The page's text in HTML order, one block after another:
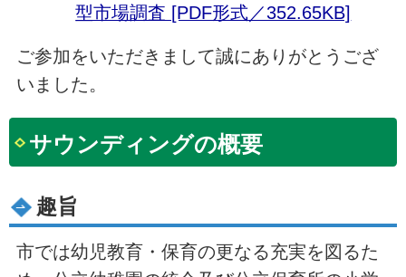
型市場調査 [PDF形式／352.65KB]
ご参加をいただきまして誠にありがとうござ
いました。
サウンディングの概要
趣旨
市では幼児教育・保育の更なる充実を図るた